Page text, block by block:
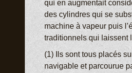
qui en augmentait
des cylindres qui se
machine à vapeur puis
traditionnels qui laissent
(1) Ils sont tous placés
navigable et parcourue